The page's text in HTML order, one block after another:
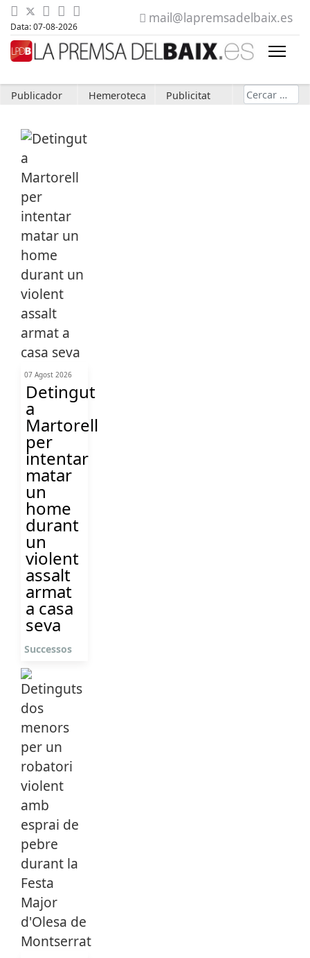
Data: 07-08-2026
mail@lapremsadelbaix.es
Publicador Hemeroteca Publicitat Cerca
07 Agost 2026
Detingut
a
Martorell
per
intentar
matar
un
home
durant
un
violent
assalt
armat
a casa
seva
Successos